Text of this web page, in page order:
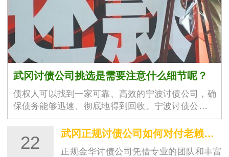
武冈讨债公司挑选是需要注意什么细节呢？
债权人可以找到一家可靠、高效的宁波讨债公司，确
保债务能够迅速、彻底地得到回收。宁波讨债公司的
选择不仅仅是为了解决眼前的经济问题，更是为了维
护商业环境的稳定与良好运作。随着商业交易的增加
和…
22 武冈正规讨债公司如何对付老赖？都有哪些高招？
正规金华讨债公司凭借专业的团队和丰富